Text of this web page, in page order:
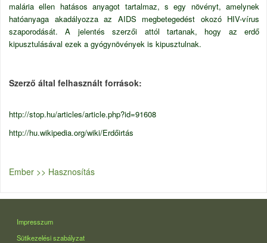
malária ellen hatásos anyagot tartalmaz, s egy növényt, amelynek
hatóanyaga akadályozza az AIDS megbetegedést okozó HIV-vírus
szaporodását. A jelentés szerzői attól tartanak, hogy az erdő
kipusztulásával ezek a gyógynövények is kipusztulnak.
Szerző által felhasznált források
http://stop.hu/articles/article.php?id=91608
http://hu.wikipedia.org/wiki/Erdőirtás
Ember >> Hasznosítás
LÁBLÉC
Impresszum
Sütikezelési szabályzat